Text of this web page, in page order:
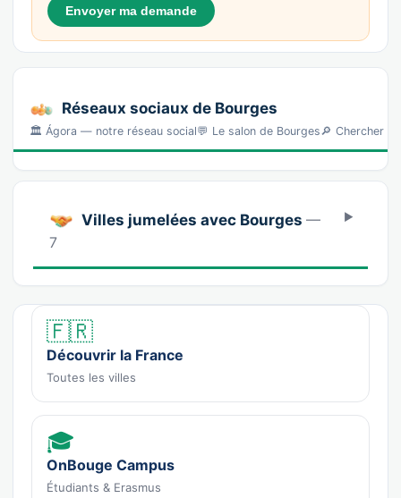
Envoyer ma demande
Réseaux sociaux de Bourges
🏛️ Ágora — notre réseau social💬 Le salon de Bourges🔎 Chercher
Villes jumelées avec Bourges —
7
🇫🇷
Découvrir la France
Toutes les villes
🎓
OnBouge Campus
Étudiants & Erasmus